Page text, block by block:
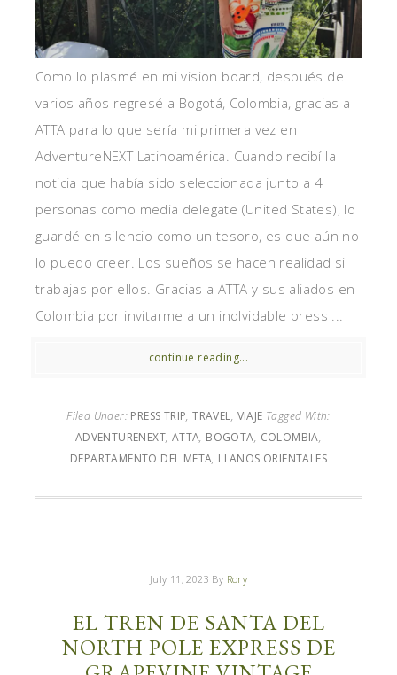
Como lo plasmé en mi vision board, después de
varios años regresé a Bogotá, Colombia, gracias a
ATTA para lo que sería mi primera vez en
AdventureNEXT Latinoamérica. Cuando recibí la
noticia que había sido seleccionada junto a 4
personas como media delegate (United States), lo
guardé en silencio como un tesoro, es que aún no
lo puedo creer. Los sueños se hacen realidad si
trabajas por ellos. Gracias a ATTA y sus aliados en
Colombia por invitarme a un inolvidable press ...
continue reading...
Filed Under: PRESS TRIP,TRAVEL, VIAJE Tagged With:
ADVENTURENEXT, ATTA, BOGOTA, COLOMBIA,
DEPARTAMENTO DEL META, LLANOS ORIENTALES
July 11, 2023 By Rory
EL TREN DE SANTA DEL
NORTH POLE EXPRESS DE